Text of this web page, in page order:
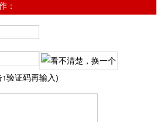
：
验证码再输入)